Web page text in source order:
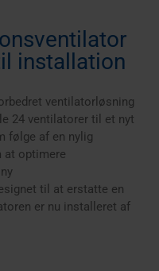
installation
ventilatorløsning
24 ventilatorer til et nyt
følge af en nylig
at optimere
til at erstatte en
er nu installeret af